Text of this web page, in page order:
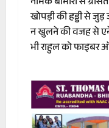
खोपड़ी की हड्डी से
न खुलने की वजह से
भी राहुल को फाइबर